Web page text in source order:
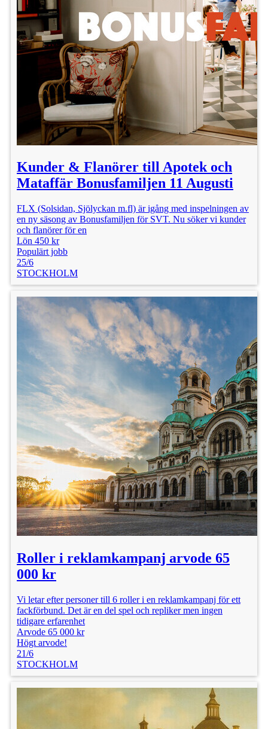
Kunder & Flanörer till Apotek och
Mataffär Bonusfamiljen 11 Augusti
FLX (Solsidan, Sjölyckan m.fl) är igång med inspelningen av
en ny säsong av Bonusfamiljen för SVT. Nu söker vi kunder
och flanörer för en
Lön 450 kr
Populärt jobb
25/6
STOCKHOLM
Roller i reklamkampanj arvode 65
000 kr
Vi letar efter personer till 6 roller i en reklamkampanj för ett
fackförbund. Det är en del spel och repliker men ingen
tidigare erfarenhet
Arvode 65 000 kr
Högt arvode!
21/6
STOCKHOLM